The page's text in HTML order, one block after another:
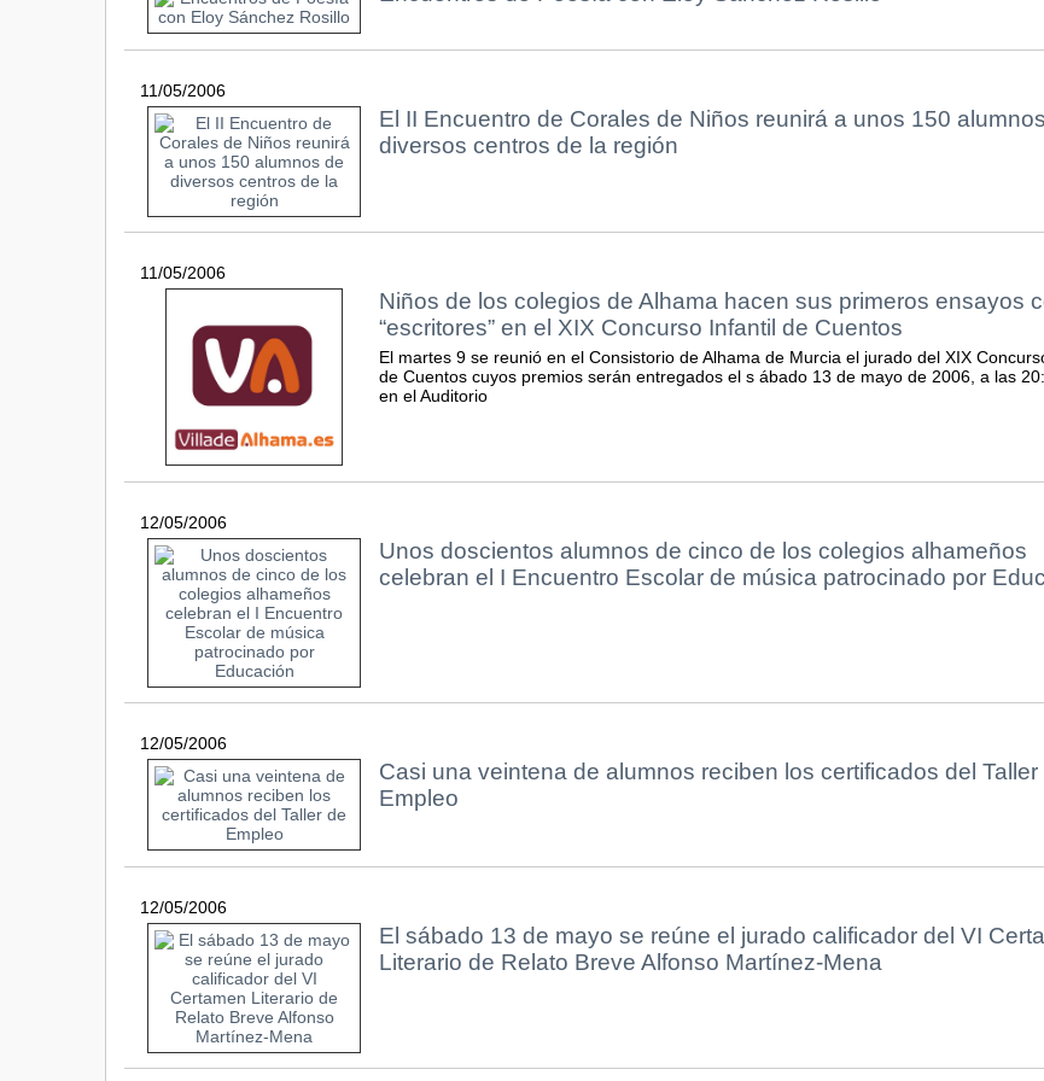
11/05/2006
El II Encuentro de Corales de Niños reunirá a unos 150
diversos centros de la región
11/05/2006
Niños de los colegios de Alhama hacen sus primeros ensayos
“escritores” en el XIX Concurso Infantil de Cuentos
El martes 9 se reunió en el Consistorio de Alhama de Murcia el jurado del XIX
de Cuentos cuyos premios serán entregados el s ábado 13 de mayo de 2006, a las
en el Auditorio
12/05/2006
Unos doscientos alumnos de cinco de los colegios alhameños
celebran el I Encuentro Escolar de música patrocinado por
12/05/2006
Casi una veintena de alumnos reciben los certificados del Taller
Empleo
12/05/2006
El sábado 13 de mayo se reúne el jurado calificador del VI
Literario de Relato Breve Alfonso Martínez-Mena